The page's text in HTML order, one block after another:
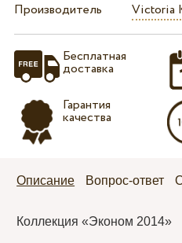
Производитель
Victoria
Бесплатная
доставка
Гарантия
качества
Описание Вопрос-ответ
Коллекция «Эконом 2014»